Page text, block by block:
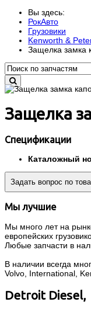
Вы здесь:
РокАвто
Грузовики
Kenworth &
Защелка замка
Защелка
Спецификации
Каталожный
Задать вопрос по
Мы лучшие
Мы много лет на
европейских
Любые запчасти в
В наличии всегда
Volvo, International,
Detroit Diesel,